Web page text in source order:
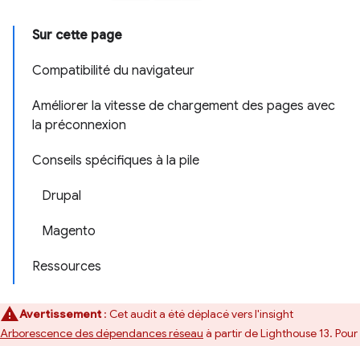
Sur cette page
Compatibilité du navigateur
Améliorer la vitesse de chargement des pages avec
la préconnexion
Conseils spécifiques à la pile
Drupal
Magento
Ressources
Avertissement: Cet audit a été déplacé vers l'insight
Arborescence des dépendances réseau à partir de Lighthouse 13. Pour